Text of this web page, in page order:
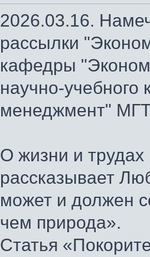
2026.03.16.
рассылки
кафедры
научно-
менеджмент"
О жизни и
рассказывает
может и должен
чем природа».
Статья